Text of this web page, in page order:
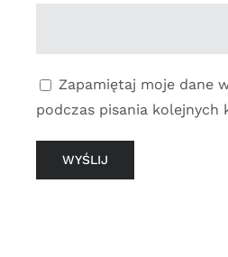
Zapamiętaj moje dane
podczas pisania kolejnych